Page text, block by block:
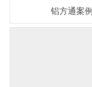
铝方通案例